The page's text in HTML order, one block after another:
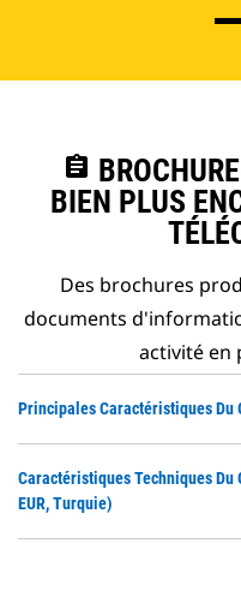
assignment
BIEN PLUS
Des brochures
documents
activité en
Principales Caractéristiques Du
Caractéristiques Techniques Du
EUR, Turquie)